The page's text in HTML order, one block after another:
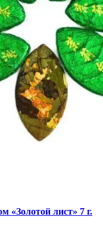
«Золотой лист» 7 г.